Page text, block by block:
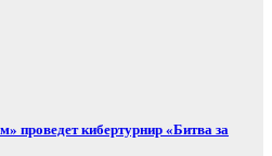
проведет кибертурнир «Битва за